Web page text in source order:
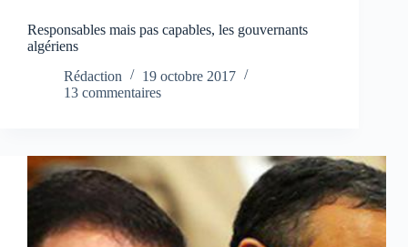
Responsables mais pas capables, les gouvernants
algériens
Rédaction
19 octobre 2017
13 commentaires